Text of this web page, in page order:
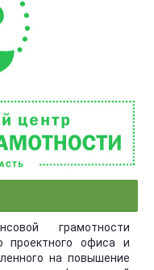
грамотности
проектного офиса и
на повышение